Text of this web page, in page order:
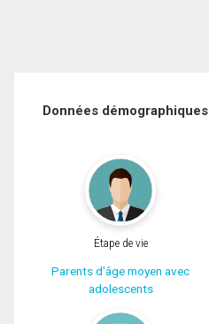
Données démographiques
Étape de vie
Parents d'âge moyen avec
adolescents